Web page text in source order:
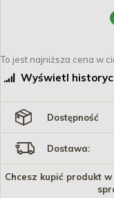
To jest najniższa cena w
Wyświetl
Dostępność
Dostawa:
Chcesz kupić produkt